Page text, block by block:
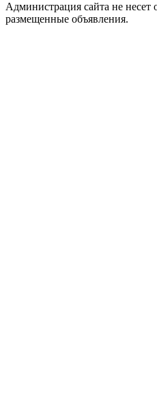
Администрация сайта не несет
размещенные объявления.